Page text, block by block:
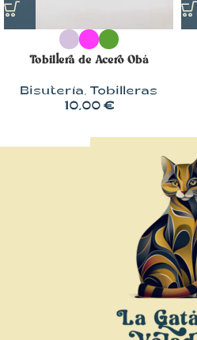
Tobillera de Acero Obá
Bisutería, Tobilleras
10,00 €